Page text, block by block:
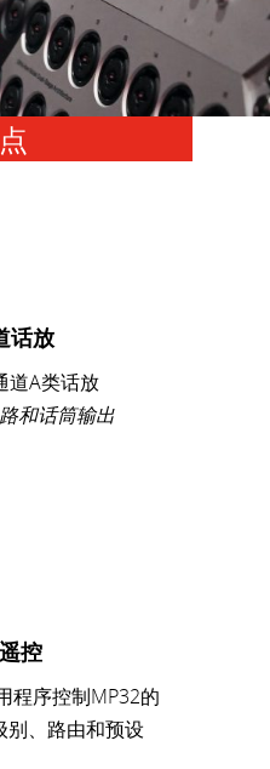
话放
道A类话放
和话筒输出
控
程序控制MP32的
别、路由和预设